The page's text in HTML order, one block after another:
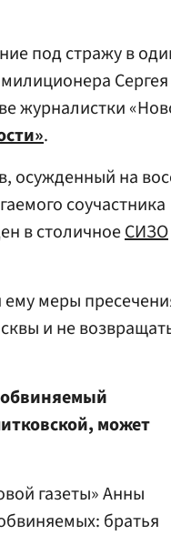
под стражу в
Сергея
журналистки
.
осужденный на
соучастника
в столичноеСИЗО
ему меры
и не
может
газеты» Анны
братья